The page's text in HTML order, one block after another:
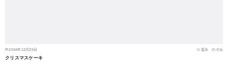
2016年12月25日 冨永 のぞみ
クリスマスケーキ